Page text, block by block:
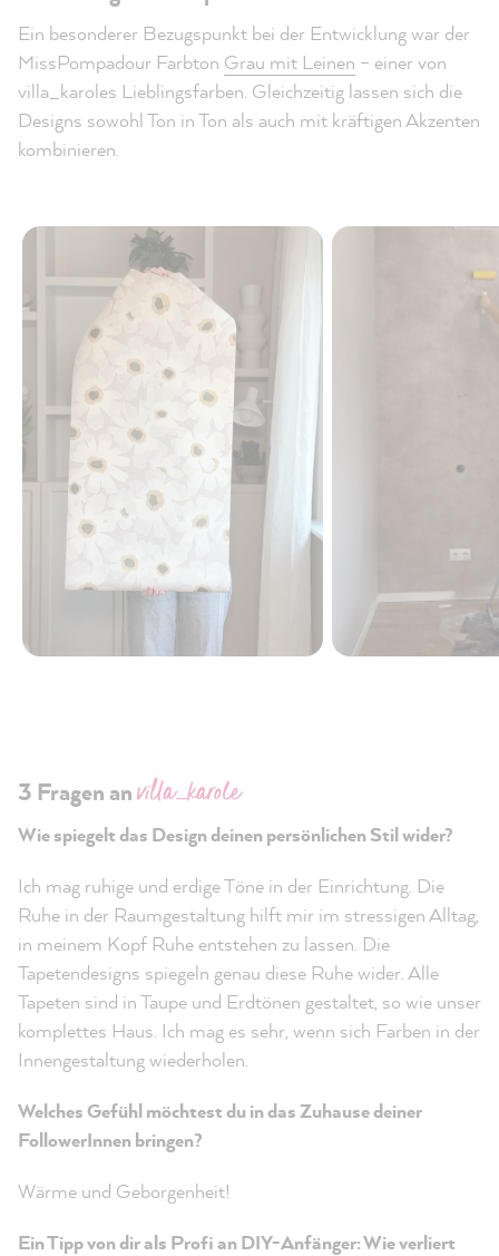
Ein besonderer Bezugspunkt bei der Entwicklung war der
MissPompadour Farbton Grau mit Leinen – einer von
villa_karoles Lieblingsfarben. Gleichzeitig lassen sich die
Designs sowohl Ton in Ton als auch mit kräftigen Akzenten
kombinieren.
3 Fragen anvilla_karole
Wie spiegelt das Design deinen persönlichen Stil wider?
Ich mag ruhige und erdige Töne in der Einrichtung. Die
Ruhe in der Raumgestaltung hilft mir im stressigen Alltag,
in meinem Kopf Ruhe entstehen zu lassen. Die
Tapetendesigns spiegeln genau diese Ruhe wider. Alle
Tapeten sind in Taupe und Erdtönen gestaltet, so wie unser
komplettes Haus. Ich mag es sehr, wenn sich Farben in der
Innengestaltung wiederholen.
Welches Gefühl möchtest du in das Zuhause deiner
FollowerInnen bringen?
Wärme und Geborgenheit!
Ein Tipp von dir als Profi an DIY-Anfänger: Wie verliert